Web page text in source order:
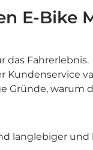
E-Bike
das Fahrerlebnis.
Kundenservice
Gründe, warum
langlebiger und